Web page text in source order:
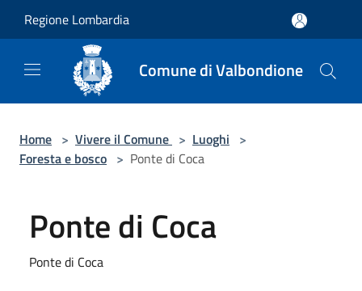
Regione Lombardia
Comune di Valbondione
Home > Vivere il Comune > Luoghi >
Foresta e bosco > Ponte di Coca
Ponte di Coca
Ponte di Coca